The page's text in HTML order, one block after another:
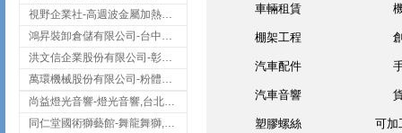
視野企業社-高週波金屬加熱設備,彰化高週波金屬加熱設備
鴻昇裝卸倉儲有限公司-台中貨櫃裝卸
洪文信企業股份有限公司-彰化鋅合金鑄造,彰化五金加工,彰化五金配件
萬環機械股份有限公司-粉體塗裝設備,輸送機,輸送機設備,台南輸送機
尚益燈光音響-燈光音響,台北燈光音響,台北燈光音響出租
同仁堂國術獅藝館-舞龍舞獅,台中舞龍舞獅
車輛租賃
棚架工程
汽車配件
汽車音響
塑膠螺絲 可加